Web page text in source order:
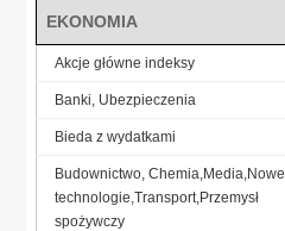
EKONOMIA
Akcje główne indeksy
Banki, Ubezpieczenia
Bieda z wydatkami
Budownictwo, Chemia,Media,Nowe
technologie,Transport,Przemysł
spożywczy